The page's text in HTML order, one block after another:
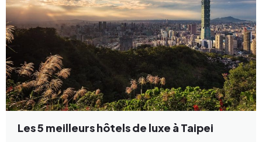
Les 5 meilleurs hôtels de luxe à Taipei